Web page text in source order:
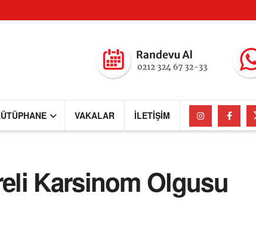
VAKALAR İLETIŞIM
Karsinom Olgusu